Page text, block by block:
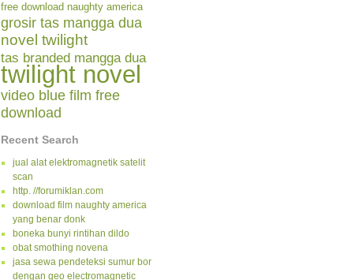
free download naughty america
grosir tas mangga dua
novel twilight
tas branded mangga dua
twilight novel
video blue film free
download
Recent Search
jual alat elektromagnetik satelit
scan
http. //forumiklan.com
download film naughty america
yang benar donk
boneka bunyi rintihan dildo
obat smothing novena
jasa sewa pendeteksi sumur bor
dengan geo electromagnetic